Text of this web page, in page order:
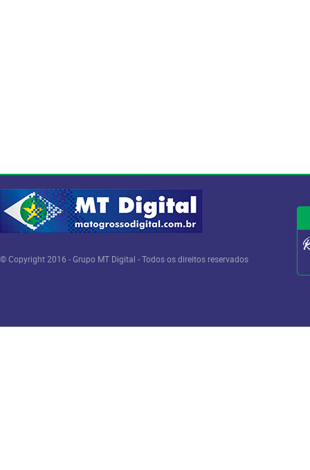
© Copyright 2016 - Grupo MT Digital - Todos os direitos reservados